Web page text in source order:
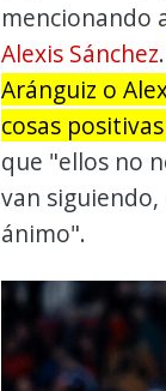
mencionando
Alexis Sánchez.
Aránguiz o
cosas
que "ellos no
van
ánimo".